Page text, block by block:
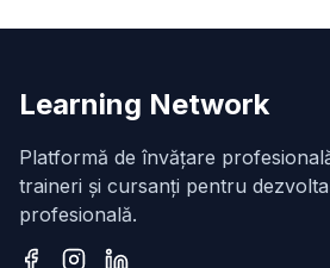
Learning Network
Platformă de învățare
traineri și cursanți pentru
profesională.